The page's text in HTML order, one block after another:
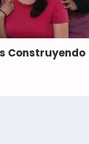
Construyendo